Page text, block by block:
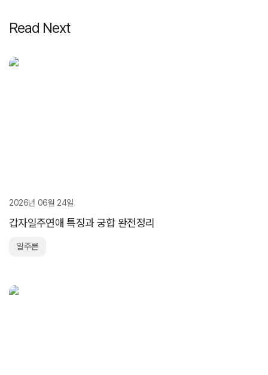
Read Next
2026년 06월 24일
갑자일주연애 특징과 궁합 완전정리
일주론